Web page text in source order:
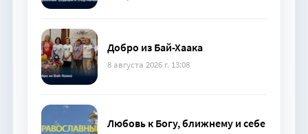
Добро из Бай-Хаака
8 августа 2026 г. 13:08
Любовь к Богу, ближнему и себе